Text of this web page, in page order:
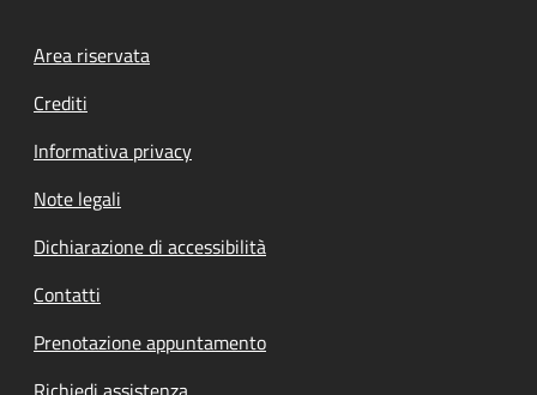
Footer menu
Area riservata
Crediti
Informativa privacy
Note legali
Dichiarazione di accessibilità
Contatti
Prenotazione appuntamento